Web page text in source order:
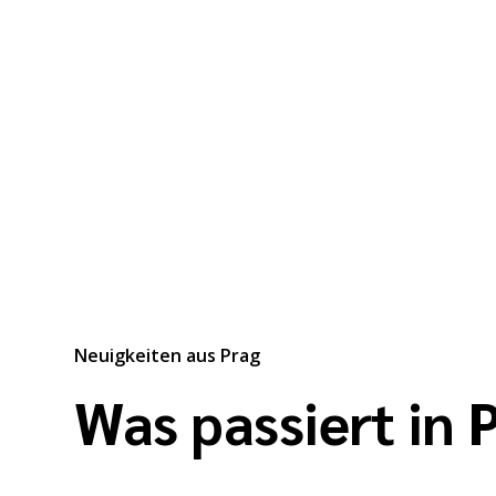
Neuigkeiten aus Prag
Was passiert in